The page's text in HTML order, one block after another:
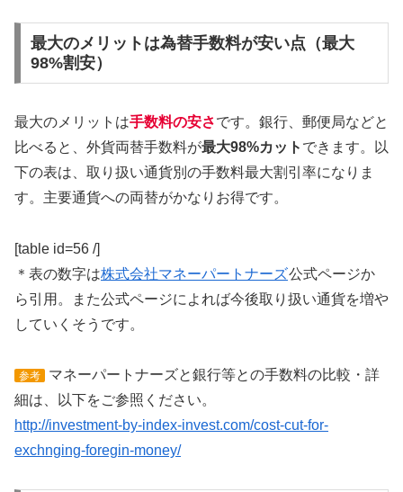
最大のメリットは為替手数料が安い点（最大
98%割安）
最大のメリットは手数料の安さです。銀行、郵便局などと
比べると、外貨両替手数料が最大98%カット できます。以
下の表は、取り扱い通貨別の手数料最大割引率になりま
す。主要通貨への両替がかなりお得です。
[table id=56 /]
＊表の数字は株式会社マネーパートナーズ公式ページか
ら引用。また公式ページによれば今後取り扱い通貨を増や
していくそうです。
参考
マネーパートナーズと銀行等との手数料の比較・詳
細は、以下をご参照ください。
http://investment-by-index-invest.com/cost-cut-for-
exchnging-foregin-money/